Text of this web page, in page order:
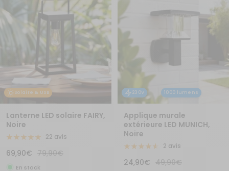
Solaire & USB
Lanterne LED solaire FAIRY,
Noire
22 avis
Prix
de
69,90€
Prix
normal
79,90€
En stock
230V 1000 lumens
Applique murale
extérieure LED MUNICH,
Noire
2 avis
Prix
24,90€
Prix
49,90€